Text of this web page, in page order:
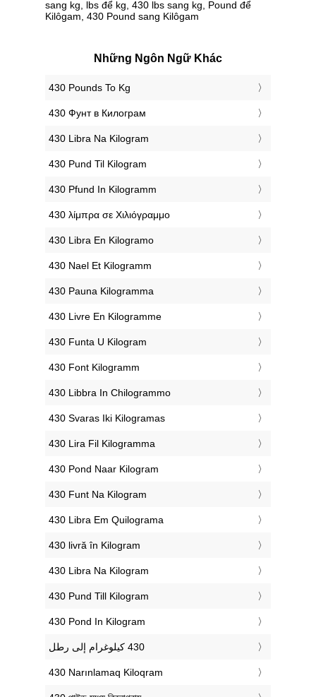
sang kg, lbs để kg, 430 lbs sang kg, Pound để
Kilôgam, 430 Pound sang Kilôgam
Những Ngôn Ngữ Khác
‎430 Pounds To Kg
‎430 Фунт в Килограм
‎430 Libra Na Kilogram
‎430 Pund Til Kilogram
‎430 Pfund In Kilogramm
‎430 λίμπρα σε Χιλιόγραμμο
‎430 Libra En Kilogramo
‎430 Nael Et Kilogramm
‎430 Pauna Kilogramma
‎430 Livre En Kilogramme
‎430 Funta U Kilogram
‎430 Font Kilogramm
‎430 Libbra In Chilogrammo
‎430 Svaras Iki Kilogramas
‎430 Lira Fil Kilogramma
‎430 Pond Naar Kilogram
‎430 Funt Na Kilogram
‎430 Libra Em Quilograma
‎430 livră în Kilogram
‎430 Libra Na Kilogram
‎430 Pund Till Kilogram
‎430 Pond In Kilogram
‎430 Narınlamaq Kiloqram